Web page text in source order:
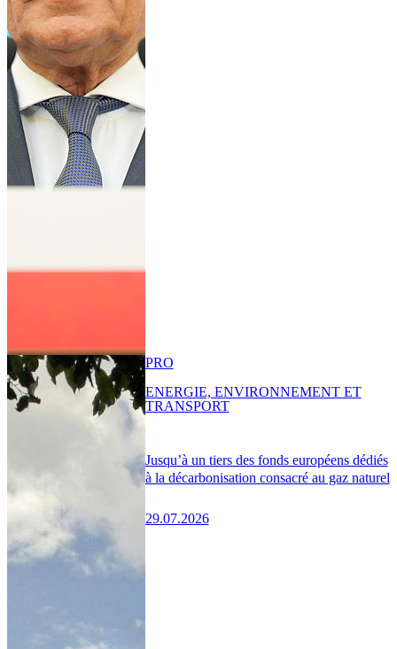
Jusqu’à un tiers des fonds européens dédiés
à la décarbonisation consacré au gaz naturel
29.07.2026
PRO
ENERGIE, ENVIRONNEMENT ET
TRANSPORT